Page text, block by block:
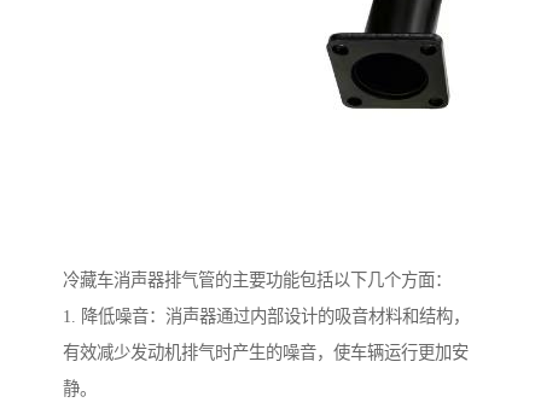
冷藏车消声器排气管的主要功能包括以下几个方面：
1. 降低噪音：消声器通过内部设计的吸音材料和结构，
有效减少发动机排气时产生的噪音，使车辆运行更加安
静。